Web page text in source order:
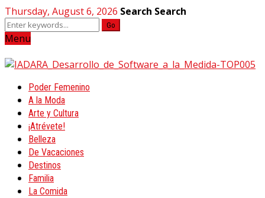
Thursday, August 6, 2026 Search Search
Go
Menu
Poder Femenino
A la Moda
Arte y Cultura
¡Atrévete!
Belleza
De Vacaciones
Destinos
Familia
La Comida